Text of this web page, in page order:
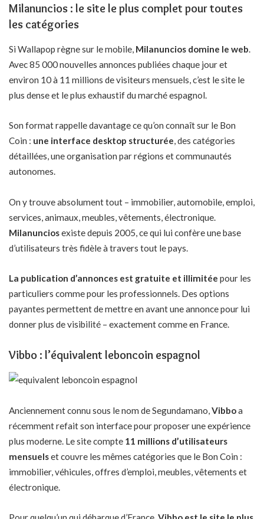
Milanuncios : le site le plus complet pour toutes
les catégories
Si Wallapop règne sur le mobile, Milanuncios domine le web.
Avec 85 000 nouvelles annonces publiées chaque jour et
environ 10 à 11 millions de visiteurs mensuels, c’est le site le
plus dense et le plus exhaustif du marché espagnol.
Son format rappelle davantage ce qu’on connaît sur le Bon
Coin : une interface desktop structurée, des catégories
détaillées, une organisation par régions et communautés
autonomes.
On y trouve absolument tout – immobilier, automobile, emploi,
services, animaux, meubles, vêtements, électronique.
Milanunciosexiste depuis 2005, ce qui lui confère une base
d’utilisateurs très fidèle à travers tout le pays.
La publication d’annonces est gratuite et illimitée pour les
particuliers comme pour les professionnels. Des options
payantes permettent de mettre en avant une annonce pour lui
donner plus de visibilité – exactement comme en France.
Vibbo : l’équivalent leboncoin espagnol
Anciennement connu sous le nom de Segundamano,Vibboa
récemment refait son interface pour proposer une expérience
plus moderne. Le site compte 11 millions d’utilisateurs
mensuelset couvre les mêmes catégories que le Bon Coin :
immobilier, véhicules, offres d’emploi, meubles, vêtements et
électronique.